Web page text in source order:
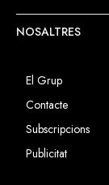
NOSALTRES
El Grup
Contacte
Subscripcions
Publicitat